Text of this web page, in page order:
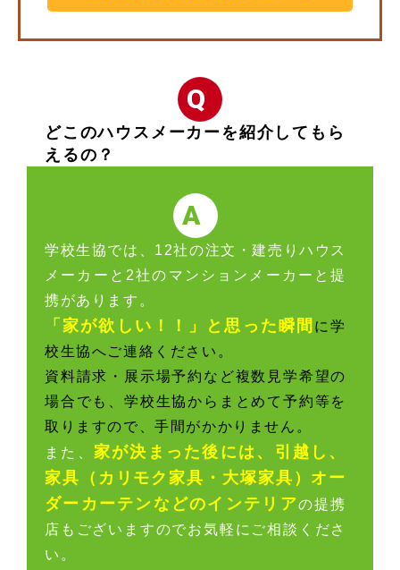
Q
どこのハウスメーカーを紹介してもら
えるの？
A
学校生協では、12社の注文・建売りハウス
メーカーと2社のマンションメーカーと提
携があります。
「家が欲しい！！」と思った瞬間 に学
校生協へご連絡ください。
資料請求・展示場予約など複数見学希望の
場合でも、学校生協からまとめて予約等を
取りますので、手間がかかりません。
また、 家が決まった後には、引越し、
家具（カリモク家具・大塚家具）オー
ダーカーテンなどのインテリアの提携
店もございますのでお気軽にご相談くださ
い。